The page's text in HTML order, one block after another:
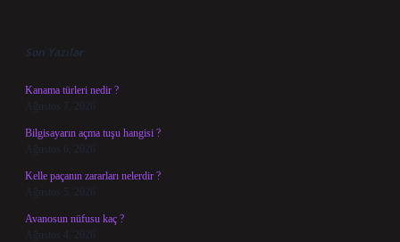
Son Yazılar
Kanama türleri nedir ?
Ağustos 7, 2026
Bilgisayarın açma tuşu hangisi ?
Ağustos 6, 2026
Kelle paçanın zararları nelerdir ?
Ağustos 5, 2026
Avanosun nüfusu kaç ?
Ağustos 4, 2026